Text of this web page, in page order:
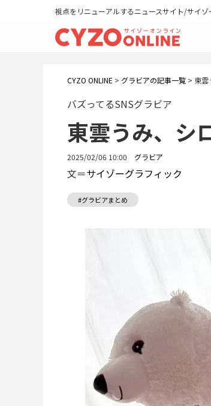
視点をリニューアルするニュースサイト/サイゾ
CYZO ONLINE > グラビアの記事一覧 > 東雲
バズってるSNSグラビア
東雲うみ、シ
2025/02/06 10:00 グラビア
文＝サイゾーグラフィック
#グラビアまとめ